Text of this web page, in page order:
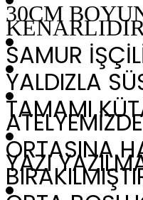
30CM
SAMUR
YALDIZLA
TAMAMI
ORTASINA
YAZI